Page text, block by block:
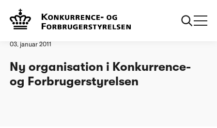
Forside
03. januar 2011
Ny organisation i Konkurrence-
og Forbrugerstyrelsen